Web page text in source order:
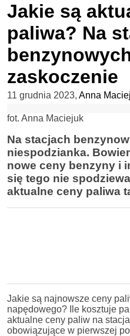
Jakie są
paliwa? Na
zaskoczenie
11 grudnia 2023, Anna
fot. Anna Maciejuk
Na stacjach
niespodzianka.
nowe ceny benzyny i
się tego nie
aktualne ceny paliwa
Jakie są najnowsze ceny
napędowego? Ile kosztuje
aktualne ceny paliw na
obowiązujące w pierwszej